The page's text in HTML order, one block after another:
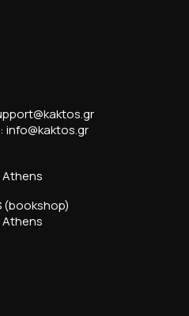
info@kaktos.gr
Athens
(bookshop)
Athens